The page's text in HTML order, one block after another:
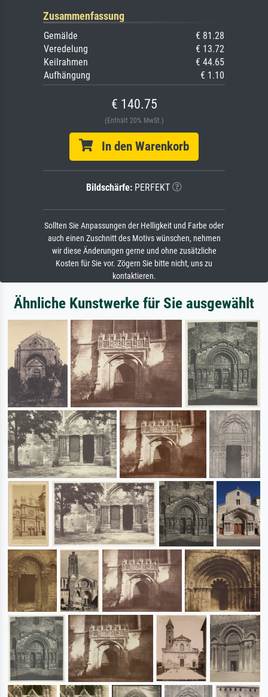
Zusammenfassung
Gemälde
€ 81.28
Veredelung
€ 13.72
Keilrahmen
€ 44.65
Aufhängung
€ 1.10
€ 140.75
(Enthält 20% MwSt.)
In den Warenkorb
Bildschärfe: PERFEKT
Sollten Sie Anpassungen der Helligkeit und Farbe oder
auch einen Zuschnitt des Motivs wünschen, nehmen
wir diese Änderungen gerne und ohne zusätzliche
Kosten für Sie vor. Zögern Sie bitte nicht, uns zu
kontaktieren.
Ähnliche Kunstwerke für Sie ausgewählt